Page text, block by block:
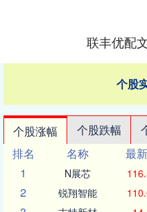
联丰优配
个股
个股涨幅 个股跌幅
排名
名称 最
1
N展芯
2 锐翔智能